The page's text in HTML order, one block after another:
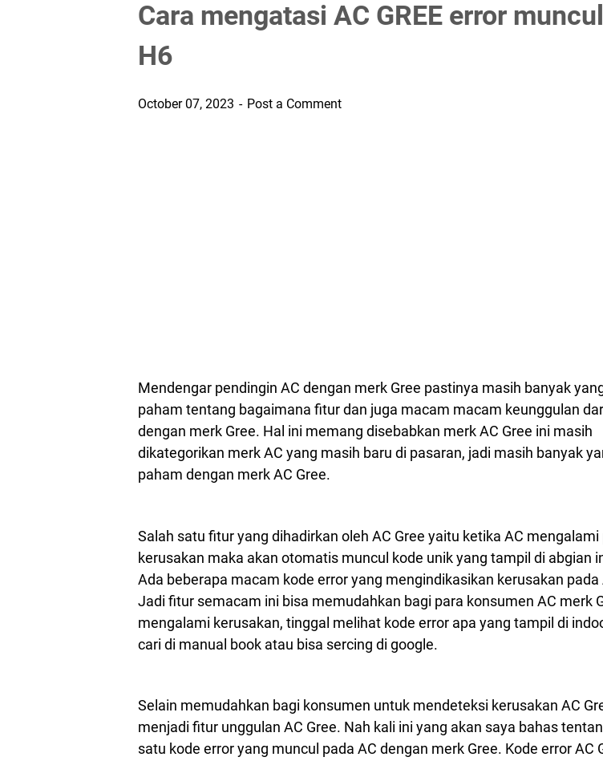
Cara mengatasi AC GREE error
H6
October 07, 2023 Post a Comment
Mendengar pendingin AC dengan merk Gree pastinya masih banyak
paham tentang bagaimana fitur dan juga macam macam keunggulan
dengan merk Gree. Hal ini memang disebabkan merk AC Gree ini masih
dikategorikan merk AC yang masih baru di pasaran, jadi masih banyak
paham dengan merk AC Gree.
Salah satu fitur yang dihadirkan oleh AC Gree yaitu ketika AC
kerusakan maka akan otomatis muncul kode unik yang tampil di abgian
Ada beberapa macam kode error yang mengindikasikan kerusakan pada
Jadi fitur semacam ini bisa memudahkan bagi para konsumen AC merk
mengalami kerusakan, tinggal melihat kode error apa yang tampil di
cari di manual book atau bisa sercing di google.
Selain memudahkan bagi konsumen untuk mendeteksi kerusakan AC
menjadi fitur unggulan AC Gree. Nah kali ini yang akan saya bahas
satu kode error yang muncul pada AC dengan merk Gree. Kode error AC